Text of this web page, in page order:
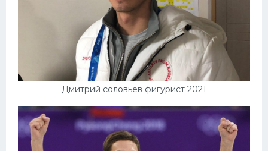
Дмитрий соловьёв фигурист 2021